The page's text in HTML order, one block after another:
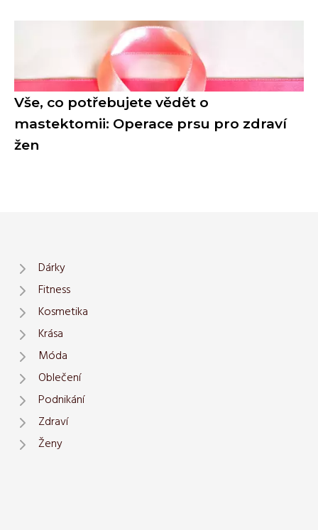
Vše, co potřebujete vědět o
mastektomii: Operace prsu pro zdraví
žen
Dárky
Fitness
Kosmetika
Krása
Móda
Oblečení
Podnikání
Zdraví
Ženy